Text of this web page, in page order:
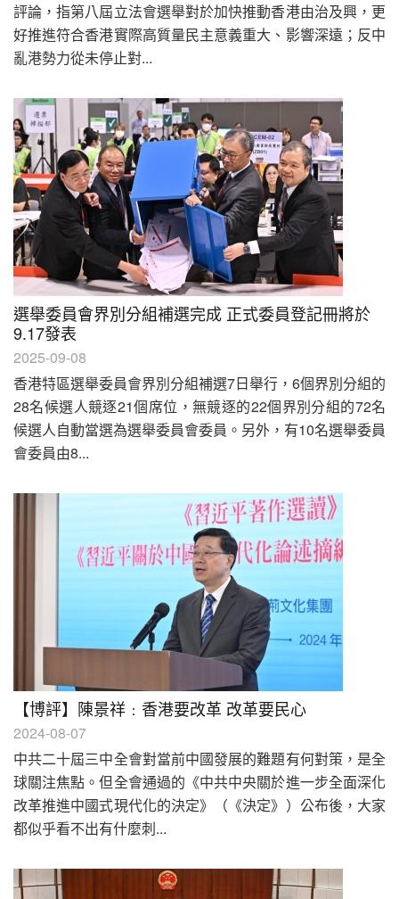
評論，指第八屆立法會選舉對於加快推動香港由治及興，更
好推進符合香港實際高質量民主意義重大、影響深遠；反中
亂港勢力從未停止對...
選舉委員會界別分組補選完成 正式委員登記冊將於
9.17發表
2025-09-08
香港特區選舉委員會界別分組補選7日舉行，6個界別分組的
28名候選人競逐21個席位，無競逐的22個界別分組的72名
候選人自動當選為選舉委員會委員。另外，有10名選舉委員
會委員由8...
【博評】陳景祥﹕香港要改革 改革要民心
2024-08-07
中共二十屆三中全會對當前中國發展的難題有何對策，是全
球關注焦點。但全會通過的《中共中央關於進一步全面深化
改革推進中國式現代化的決定》（《決定》）公布後，大家
都似乎看不出有什麼刺...